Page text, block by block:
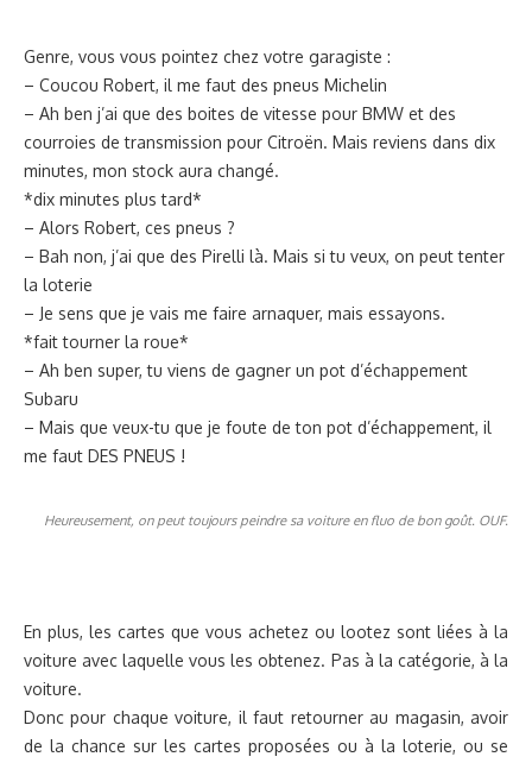
Genre, vous vous pointez chez votre garagiste :
– Coucou Robert, il me faut des pneus Michelin
– Ah ben j’ai que des boites de vitesse pour BMW et des
courroies de transmission pour Citroën. Mais reviens dans dix
minutes, mon stock aura changé.
*dix minutes plus tard*
– Alors Robert, ces pneus ?
– Bah non, j’ai que des Pirelli là. Mais si tu veux, on peut tenter
la loterie
– Je sens que je vais me faire arnaquer, mais essayons.
*fait tourner la roue*
– Ah ben super, tu viens de gagner un pot d’échappement
Subaru
– Mais que veux-tu que je foute de ton pot d’échappement, il
me faut DES PNEUS !
Heureusement, on peut toujours peindre sa voiture en fluo de bon goût. OUF.
En plus, les cartes que vous achetez ou lootez sont liées à la
voiture avec laquelle vous les obtenez. Pas à la catégorie, à la
voiture.
Donc pour chaque voiture, il faut retourner au magasin, avoir
de la chance sur les cartes proposées ou à la loterie, ou se